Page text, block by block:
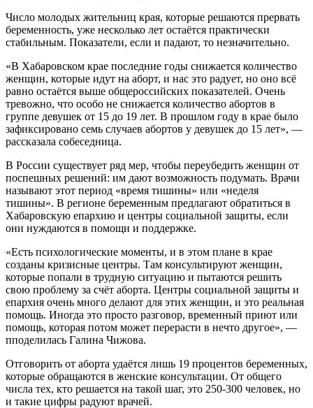
Число молодых жительниц края, которые решаются прервать
беременность, уже несколько лет остаётся практически
стабильным. Показатели, если и падают, то незначительно.
«В Хабаровском крае последние годы снижается количество
женщин, которые идут на аборт, и нас это радует, но оно всё
равно остаётся выше общероссийских показателей. Очень
тревожно, что особо не снижается количество абортов в
группе девушек от 15 до 19 лет. В прошлом году в крае было
зафиксировано семь случаев абортов у девушек до 15 лет», —
рассказала собеседница.
В России существует ряд мер, чтобы переубедить женщин от
поспешных решений: им дают возможность подумать. Врачи
называют этот период «время тишины» или «неделя
тишины». В регионе беременным предлагают обратиться в
Хабаровскую епархию и центры социальной защиты, если
они нуждаются в помощи и поддержке.
«Есть психологические моменты, и в этом плане в крае
созданы кризисные центры. Там консультируют женщин,
которые попали в трудную ситуацию и пытаются решить
свою проблему за счёт аборта. Центры социальной защиты и
епархия очень много делают для этих женщин, и это реальная
помощь. Иногда это просто разговор, временный приют или
помощь, которая потом может перерасти в нечто другое», —
пподелилась Галина Чижова.
Отговорить от аборта удаётся лишь 19 процентов беременных,
которые обращаются в женские консультации. От общего
числа тех, кто решается на такой шаг, это 250-300 человек, но
и такие цифры радуют врачей.